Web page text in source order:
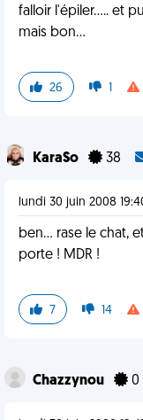
falloir l'épiler..... et
mais bon...
26 1
KaraSo 38
lundi 30 juin 2008
ben... rase le chat,
porte ! MDR !
7 14
Chazzynou 0